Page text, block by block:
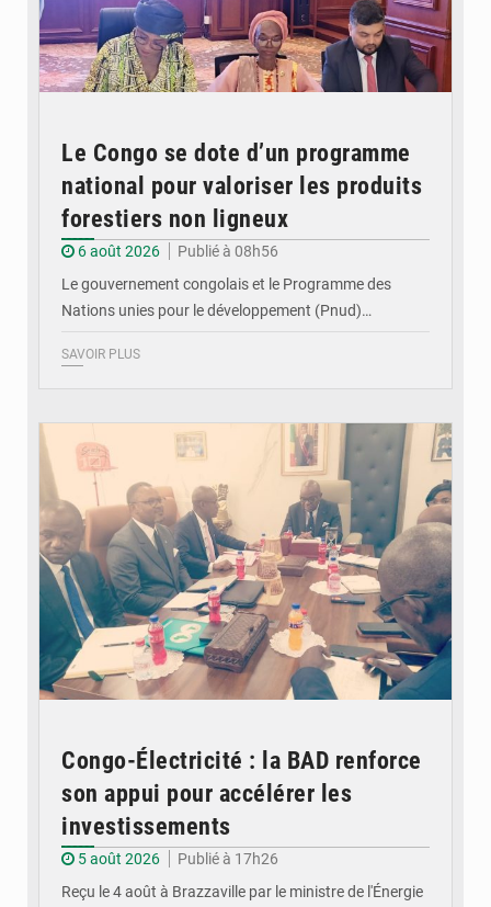
Le Congo se dote d’un programme
national pour valoriser les produits
forestiers non ligneux
6 août 2026
Publié à 08h56
Le gouvernement congolais et le Programme des
Nations unies pour le développement (Pnud)…
SAVOIR PLUS
Congo-Électricité : la BAD renforce
son appui pour accélérer les
investissements
5 août 2026
Publié à 17h26
Reçu le 4 août à Brazzaville par le ministre de l'Énergie